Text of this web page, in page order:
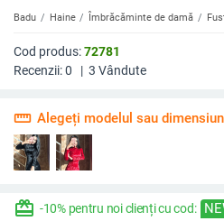
Badu Haine Îmbrăcăminte de damă
Cod produs:72781
Recenzii:0 | 3 Vândute
straighten Alegeți modelul sau
redeem -10% pentru noi clienți cu cod: